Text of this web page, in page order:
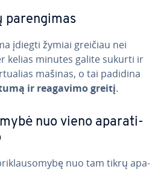
pa­ren­gi­mas
įdiegti žymiai greičiau nei
kelias minutes galite sukurti ir
mašinas, o tai padidina
ir reagavimo greitį.
nuo vieno apa­ra­ti­
nuo tam tikrų apa­